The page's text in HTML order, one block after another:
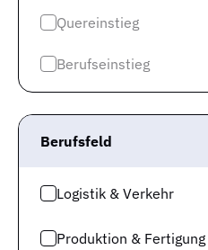
Quereinstieg
Berufseinstieg
Berufsfeld
Logistik & Verkehr
Produktion & Fertigung